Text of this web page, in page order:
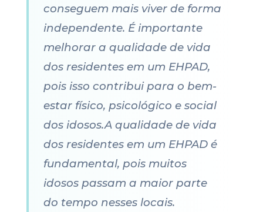
conseguem mais viver de forma
independente. É importante
melhorar a qualidade de vida
dos residentes em um EHPAD,
pois isso contribui para o bem-
estar físico, psicológico e social
dos idosos.A qualidade de vida
dos residentes em um EHPAD é
fundamental, pois muitos
idosos passam a maior parte
do tempo nesses locais.